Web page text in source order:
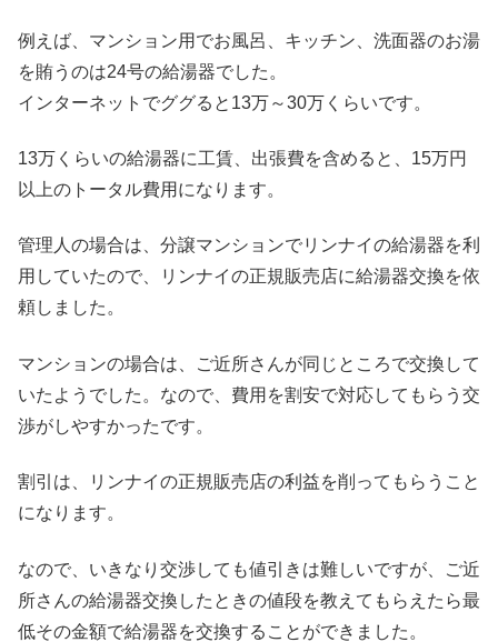
例えば、マンション用でお風呂、キッチン、洗面器のお湯
を賄うのは24号の給湯器でした。
インターネットでググると13万～30万くらいです。
13万くらいの給湯器に工賃、出張費を含めると、15万円
以上のトータル費用になります。
管理人の場合は、分譲マンションでリンナイの給湯器を利
用していたので、リンナイの正規販売店に給湯器交換を依
頼しました。
マンションの場合は、ご近所さんが同じところで交換して
いたようでした。なので、費用を割安で対応してもらう交
渉がしやすかったです。
割引は、リンナイの正規販売店の利益を削ってもらうこと
になります。
なので、いきなり交渉しても値引きは難しいですが、ご近
所さんの給湯器交換したときの値段を教えてもらえたら最
低その金額で給湯器を交換することができました。